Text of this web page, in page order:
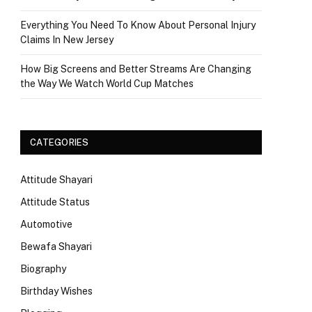
Everything You Need To Know About Personal Injury
Claims In New Jersey
How Big Screens and Better Streams Are Changing
the Way We Watch World Cup Matches
CATEGORIES
Attitude Shayari
Attitude Status
Automotive
Bewafa Shayari
Biography
Birthday Wishes